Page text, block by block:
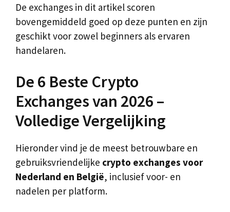
De exchanges in dit artikel scoren
bovengemiddeld goed op deze punten en zijn
geschikt voor zowel beginners als ervaren
handelaren.
De 6 Beste Crypto
Exchanges van 2026 –
Volledige Vergelijking
Hieronder vind je de meest betrouwbare en
gebruiksvriendelijke crypto exchanges voor
Nederland en België, inclusief voor- en
nadelen per platform.